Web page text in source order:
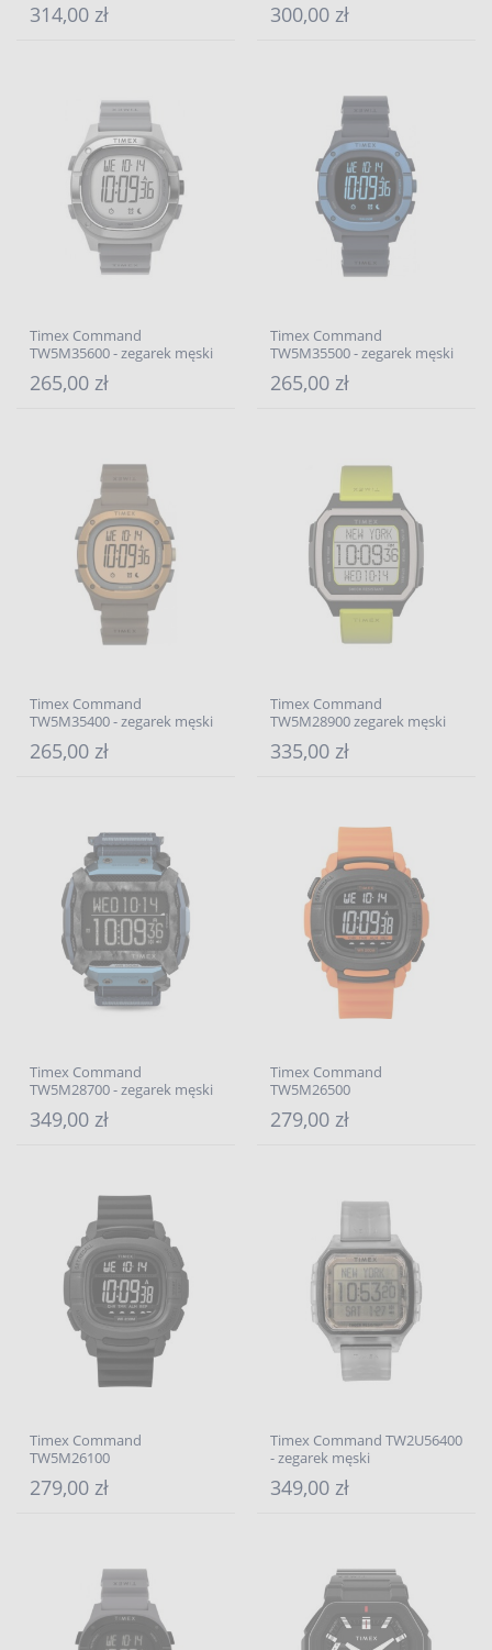
314,00 zł 300,00 zł
Timex Command
TW5M35600 - zegarek męski
265,00 zł
Timex Command
TW5M35500 - zegarek męski
265,00 zł
Timex Command
TW5M35400 - zegarek męski
265,00 zł
Timex Command
TW5M28900 zegarek męski
335,00 zł
Timex Command
TW5M28700 - zegarek męski
349,00 zł
Timex Command
TW5M26500
279,00 zł
Timex Command
TW5M26100
279,00 zł
Timex Command TW2U56400
- zegarek męski
349,00 zł